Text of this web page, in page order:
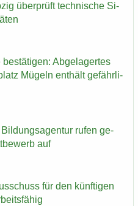
über­prüft tech­ni­sche Si­
Ab­ge­la­ger­tes
Mü­geln ent­hält ge­fähr­li­
rufen ge­
auf
für den künf­ti­gen